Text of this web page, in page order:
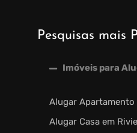
Pesquisas mais
Imóveis para
Alugar Apartamento
Alugar Casa em